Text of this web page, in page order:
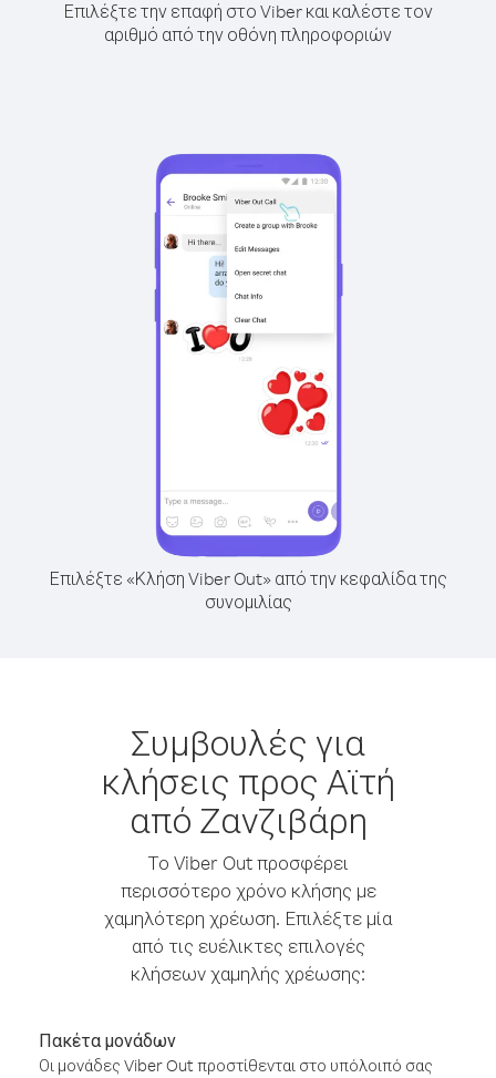
Επιλέξτε την επαφή στο Viber και καλέστε τον
αριθμό από την οθόνη πληροφοριών
Επιλέξτε «Κλήση Viber Out» από την κεφαλίδα της
συνομιλίας
Συμβουλές για
κλήσεις προς Αϊτή
από Ζανζιβάρη
Το Viber Out προσφέρει
περισσότερο χρόνο κλήσης με
χαμηλότερη χρέωση. Επιλέξτε μία
από τις ευέλικτες επιλογές
κλήσεων χαμηλής χρέωσης:
Πακέτα μονάδων
Οι μονάδες Viber Out προστίθενται στο υπόλοιπό σας